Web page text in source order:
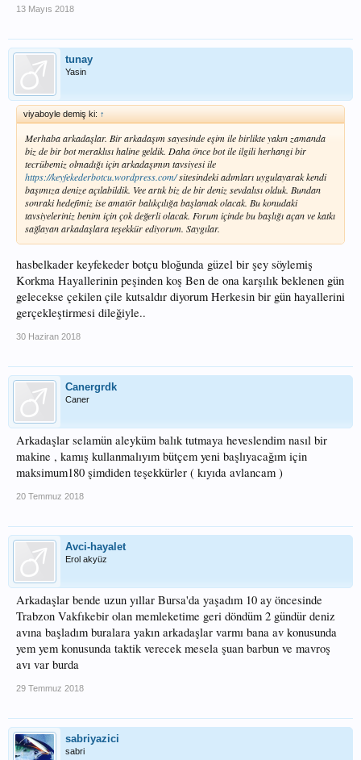
13 Mayıs 2018
tunay
Yasin
viyaboyle demiş ki: ↑
Merhaba arkadaşlar. Bir arkadaşım sayesinde eşim ile birlikte yakın zamanda
biz de bir bot meraklısı haline geldik. Daha önce bot ile ilgili herhangi bir
tecrübemiz olmadığı için arkadaşımın tavsiyesi ile
https://keyfekederbotcu.wordpress.com/sitesindeki adımları uygulayarak kendi
başımıza denize açılabildik. Vee artık biz de bir deniz sevdalısı olduk. Bundan
sonraki hedefimiz ise amatör balıkçılığa başlamak olacak. Bu konudaki
tavsiyeleriniz benim için çok değerli olacak. Forum içinde bu başlığı açan ve katkı
sağlayan arkadaşlara teşekkür ediyorum. Saygılar.
hasbelkader keyfekeder botçu bloğunda güzel bir şey söylemiş
Korkma Hayallerinin peşinden koş Ben de ona karşılık beklenen gün
gelecekse çekilen çile kutsaldır diyorum Herkesin bir gün hayallerini
gerçekleştirmesi dileğiyle..
30 Haziran 2018
Canergrdk
Caner
Arkadaşlar selamün aleyküm balık tutmaya heveslendim nasıl bir
makine , kamış kullanmalıyım bütçem yeni başlıyacağım için
maksimum180 şimdiden teşekkürler ( kıyıda avlancam )
20 Temmuz 2018
Avci-hayalet
Erol akyüz
Arkadaşlar bende uzun yıllar Bursa'da yaşadım 10 ay öncesinde
Trabzon Vakfıkebir olan memleketime geri döndüm 2 gündür deniz
avına başladım buralara yakın arkadaşlar varmı bana av konusunda
yem yem konusunda taktik verecek mesela şuan barbun ve mavroş
avı var burda
29 Temmuz 2018
sabriyazici
sabri